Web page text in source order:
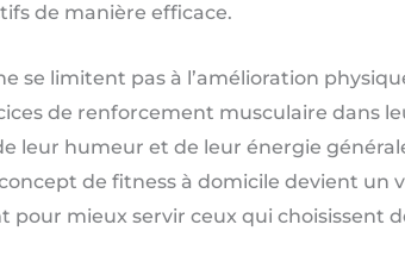
de manière efficace.
se limitent pas à l’amélioration
de renforcement musculaire dans
leur humeur et de leur énergie
de fitness à domicile devient un
mieux servir ceux qui choisissent